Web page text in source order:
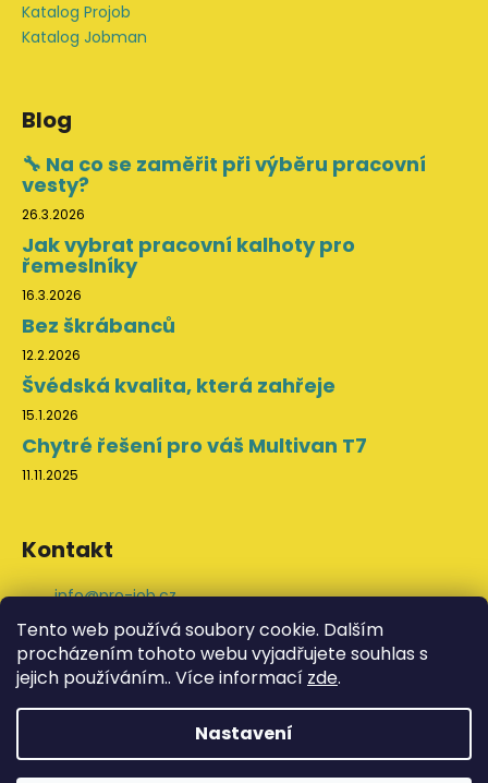
Tento web používá soubory cookie. Dalším
procházením tohoto webu vyjadřujete souhlas s
jejich používáním.. Více informací zde.
Nastavení
Katalog Projob
Katalog Jobman
Blog
🔧 Na co se zaměřit při výběru pracovní
vesty?
26.3.2026
Jak vybrat pracovní kalhoty pro
řemeslníky
16.3.2026
Bez škrábanců
12.2.2026
Švédská kvalita, která zahřeje
15.1.2026
Chytré řešení pro váš Multivan T7
11.11.2025
Kontakt
info@pro-job.cz
+420 776 202 043
ProJob na Facebooku
svedskeodevy